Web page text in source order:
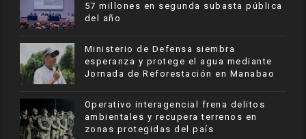
57 millones en segunda subasta pública
del año
Ministerio de Defensa siembra
esperanza y protege el agua mediante
Jornada de Reforestación en Manabao
Operativo interagencial frena delitos
ambientales y recupera terrenos en
zonas protegidas del país